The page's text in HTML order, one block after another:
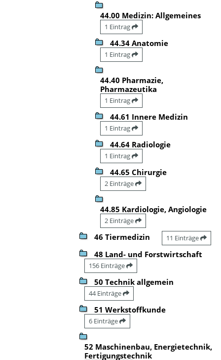
44.00 Medizin: Allgemeines
1 Eintrag
44.34 Anatomie
1 Eintrag
44.40 Pharmazie,
Pharmazeutika
1 Eintrag
44.61 Innere Medizin
1 Eintrag
44.64 Radiologie
1 Eintrag
44.65 Chirurgie
2 Einträge
44.85 Kardiologie, Angiologie
2 Einträge
46 Tiermedizin 11 Einträge
48 Land- und Forstwirtschaft
156 Einträge
50 Technik allgemein
44 Einträge
51 Werkstoffkunde
6 Einträge
52 Maschinenbau, Energietechnik,
Fertigungstechnik